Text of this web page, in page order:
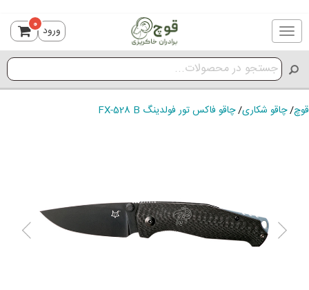
Toggle
navigation
ورود 0
قوچ/چاقو شکاری/چاقو فاکس تور فولدینگ FX-528 B